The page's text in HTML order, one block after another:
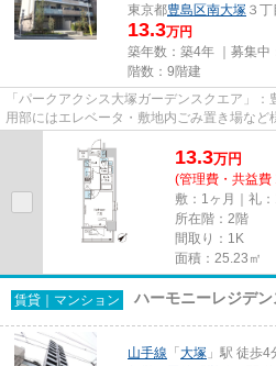
東京都豊島区南大塚 ３
13.3万円
築年数：築4年 ｜募集中
階数：9階建
「パークアクシス大塚ガーデンスクエア」
用部にはエレベータ・敷地内ごみ置き場な
ので便利です。新しいのでこ...
13.3万円
(管理費・共益費
敷：1ヶ月｜礼：
所在階：2階
間取り：1K
面積：25.23㎡
賃貸｜マンション ハーモニーレジデ
山手線 「 大塚 」駅 徒歩4